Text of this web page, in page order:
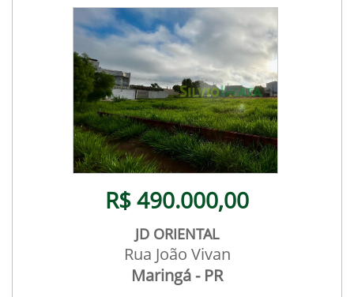
R$ 490.000,00
JD ORIENTAL
Rua João Vivan
Maringá - PR